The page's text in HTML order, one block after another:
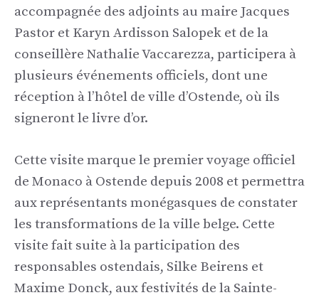
accompagnée des adjoints au maire Jacques
Pastor et Karyn Ardisson Salopek et de la
conseillère Nathalie Vaccarezza, participera à
plusieurs événements officiels, dont une
réception à l’hôtel de ville d’Ostende, où ils
signeront le livre d’or.
Cette visite marque le premier voyage officiel
de Monaco à Ostende depuis 2008 et permettra
aux représentants monégasques de constater
les transformations de la ville belge. Cette
visite fait suite à la participation des
responsables ostendais, Silke Beirens et
Maxime Donck, aux festivités de la Sainte-